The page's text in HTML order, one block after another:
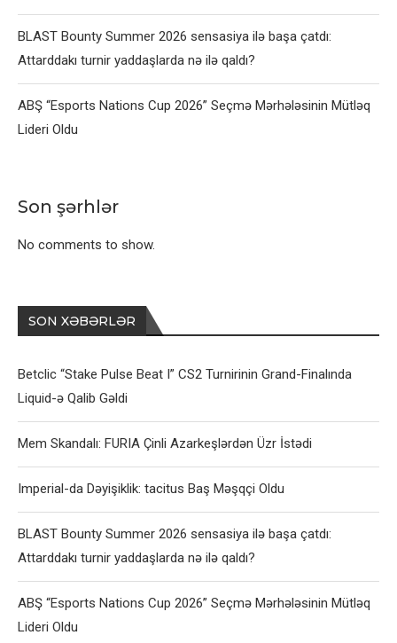
BLAST Bounty Summer 2026 sensasiya ilə başa çatdı:
Attarddakı turnir yaddaşlarda nə ilə qaldı?
ABŞ “Esports Nations Cup 2026” Seçmə Mərhələsinin Mütləq
Lideri Oldu
Son şərhlər
No comments to show.
SON XƏBƏRLƏR
Betclic “Stake Pulse Beat I” CS2 Turnirinin Grand-Finalında
Liquid-ə Qalib Gəldi
Mem Skandalı: FURIA Çinli Azarkeşlərdən Üzr İstədi
Imperial-da Dəyişiklik: tacitus Baş Məşqçi Oldu
BLAST Bounty Summer 2026 sensasiya ilə başa çatdı:
Attarddakı turnir yaddaşlarda nə ilə qaldı?
ABŞ “Esports Nations Cup 2026” Seçmə Mərhələsinin Mütləq
Lideri Oldu